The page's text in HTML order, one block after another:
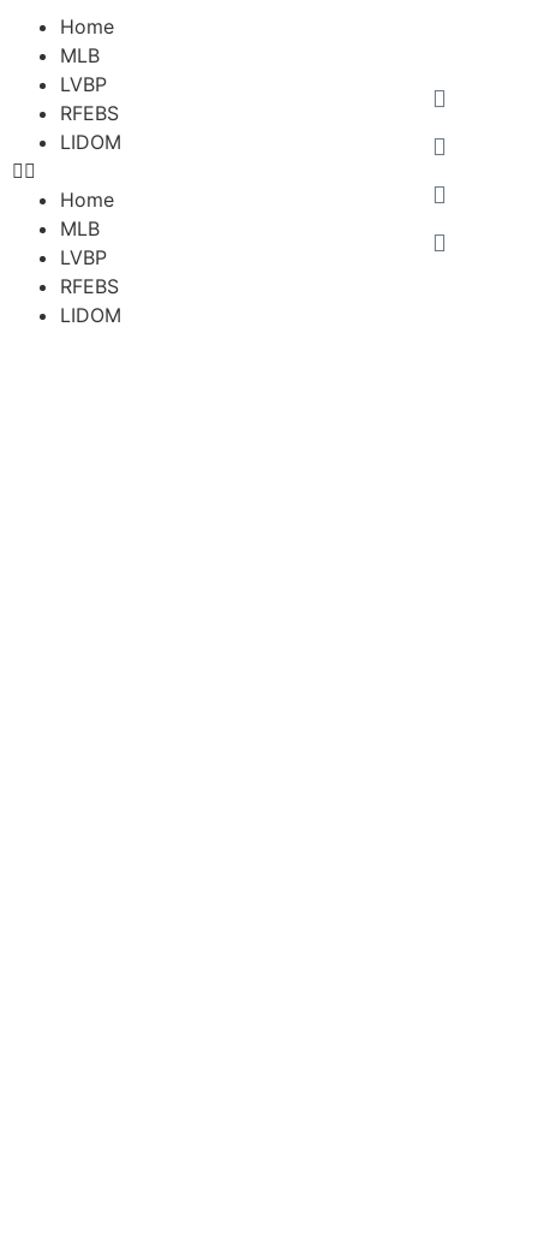
Home
MLB
LVBP
RFEBS
LIDOM
Home
MLB
LVBP
RFEBS
LIDOM